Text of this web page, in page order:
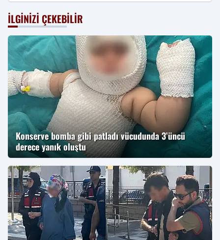
İLGINIZI ÇEKEBILIR
Konserve bomba gibi patladı vücudunda 3’üncü
derece yanık oluştu